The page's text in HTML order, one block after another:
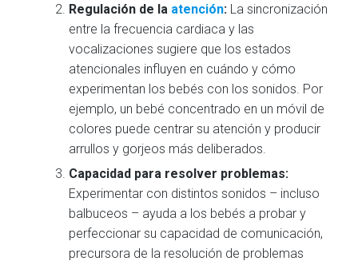
Regulación de la atención: La sincronización
entre la frecuencia cardiaca y las
vocalizaciones sugiere que los estados
atencionales influyen en cuándo y cómo
experimentan los bebés con los sonidos. Por
ejemplo, un bebé concentrado en un móvil de
colores puede centrar su atención y producir
arrullos y gorjeos más deliberados.
Capacidad para resolver problemas:
Experimentar con distintos sonidos – incluso
balbuceos – ayuda a los bebés a probar y
perfeccionar su capacidad de comunicación,
precursora de la resolución de problemas